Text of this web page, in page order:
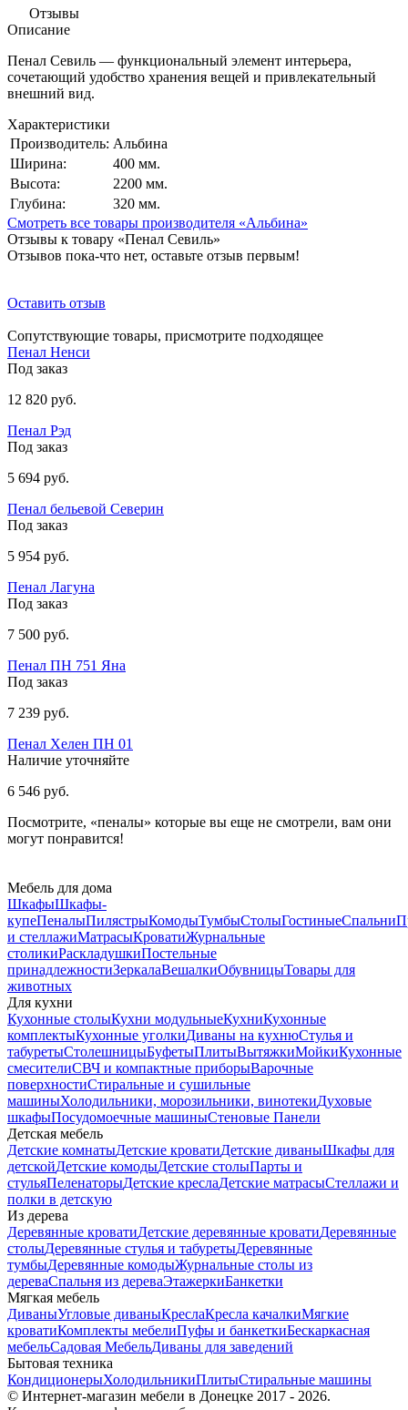
Отзывы
Описание
Пенал Севиль — функциональный элемент интерьера,
сочетающий удобство хранения вещей и привлекательный
внешний вид.
Характеристики
Производитель: Альбина
Ширина:
400 мм.
Высота:
2200 мм.
Глубина:
320 мм.
Смотреть все товары производителя «Альбина»
Отзывы к товару «Пенал Севиль»
Отзывов пока-что нет, оставьте отзыв первым!
Оставить отзыв
Сопутствующие товары, присмотрите подходящее
Пенал Ненси
Под заказ
12 820 руб.
Пенал Рэд
Под заказ
5 694 руб.
Пенал бельевой Северин
Под заказ
5 954 руб.
Пенал Лагуна
Под заказ
7 500 руб.
Пенал ПН 751 Яна
Под заказ
7 239 руб.
Пенал Хелен ПН 01
Наличие уточняйте
6 546 руб.
Посмотрите, «пеналы» которые вы еще не смотрели, вам они
могут понравится!
Мебель для дома
ШкафыШкафы-
купеПеналыПилястрыКомодыТумбыСтолыГостиныеСпальни
и стеллажиМатрасыКроватиЖурнальные
столикиРаскладушкиПостельные
принадлежностиЗеркалаВешалкиОбувницыТовары для
животных
Для кухни
Кухонные столыКухни модульныеКухниКухонные
комплектыКухонные уголкиДиваны на кухнюСтулья и
табуретыСтолешницыБуфетыПлитыВытяжкиМойкиКухонные
смесителиСВЧ и компактные приборыВарочные
поверхностиСтиральные и сушильные
машиныХолодильники, морозильники, винотекиДуховые
шкафыПосудомоечные машиныСтеновые Панели
Детская мебель
Детские комнатыДетские кроватиДетские диваныШкафы для
детскойДетские комодыДетские столыПарты и
стульяПеленаторыДетские креслаДетские матрасыСтеллажи и
полки в детскую
Из дерева
Деревянные кроватиДетские деревянные кроватиДеревянные
столыДеревянные стулья и табуретыДеревянные
тумбыДеревянные комодыЖурнальные столы из
дереваСпальня из дереваЭтажеркиБанкетки
Мягкая мебель
ДиваныУгловые диваныКреслаКресла качалкиМягкие
кроватиКомплекты мебелиПуфы и банкеткиБескаркасная
мебельСадовая МебельДиваны для заведений
Бытовая техника
КондиционерыХолодильникиПлитыСтиральные машины
© Интернет-магазин мебели в Донецке 2017 - 2026.